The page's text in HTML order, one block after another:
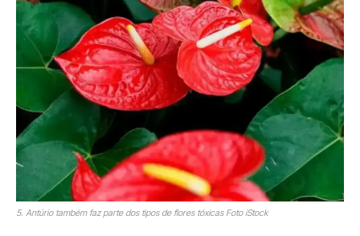
5. Antúrio também faz parte dos tipos de flores tóxicas Foto iStock